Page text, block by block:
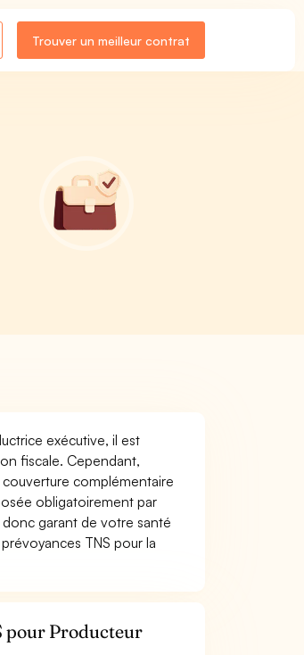
Trouver un meilleur contrat
exécutive, il est
fiscale. Cependant,
complémentaire
obligatoirement par
garant de votre santé
TNS pour la
pour Producteur